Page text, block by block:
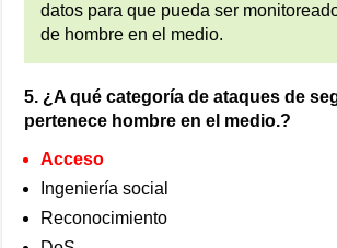
datos para que pueda ser
de hombre en el medio.
5. ¿A qué categoría de ataques de
pertenece hombre en el medio.?
Acceso
Ingeniería social
Reconocimiento